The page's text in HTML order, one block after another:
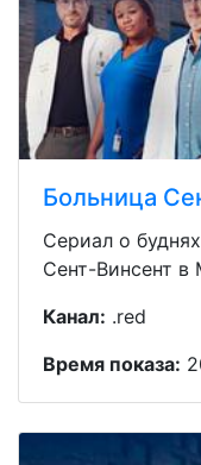
Больница
Сериал о
Сент-Винсент в
Канал: .red
Время показа: